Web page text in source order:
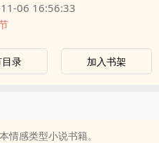
06 16:56:33
录 加入书架
情感类型小说书籍。